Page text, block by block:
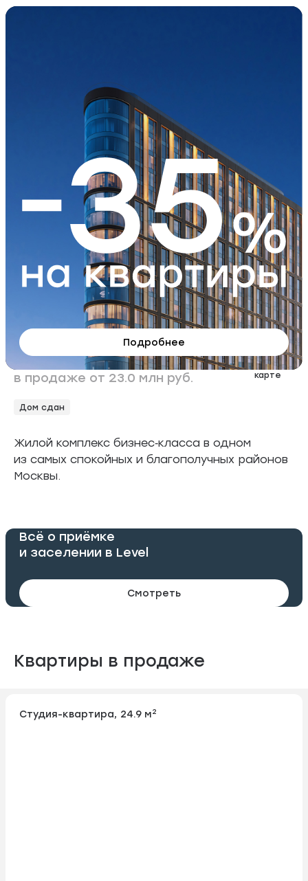
Левел
Подробнее
Левел Академическая
9 квартир
в продаже от 23.0 млн руб.
На
карте
Дом сдан
Жилой комплекс бизнес‑класса в одном
из самых спокойных и благополучных районов
Москвы.
Квартиры в продаже
Студия-квартира, 24.9 м2
Всё о приёмке
и заселении в Level
Смотреть